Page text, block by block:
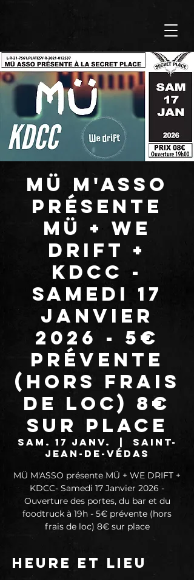
MÜ M'ASSO
présente
MÜ + WE
DRIFT +
KDCC -
Samedi 17
Janvier
2026 - 5€
prévente
(hors frais
de loc) 8€
sur place
sam. 17 janv.
Saint-
Jean-de-Védas
MÜ M'ASSO présente MÜ + WE DRIFT +
KDCC- Samedi 17 Janvier 2026 -
Ouverture des portes, du bar et du
foodtruck à 19h - 5€ prévente (hors
frais de loc) 8€ sur place
Heure et lieu